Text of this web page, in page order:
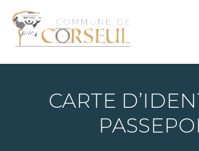
CARTE